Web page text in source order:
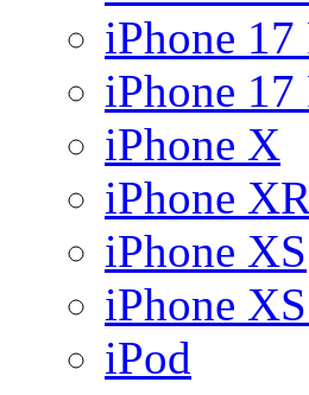
iPhone 17
iPhone
iPhone X
iPhone XR
iPhone XS
iPhone
iPod